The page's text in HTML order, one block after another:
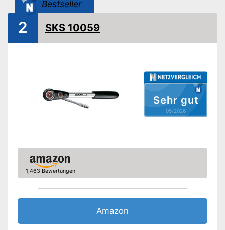
Schlauch inklusive
Druckablass
Funktion zum Druckablassen
Ist mit einem Manometer
ausgestattet
Bestseller
Sehr gut
05/2026
2 SKS 10059
1,463 Bewertungen
Amazon